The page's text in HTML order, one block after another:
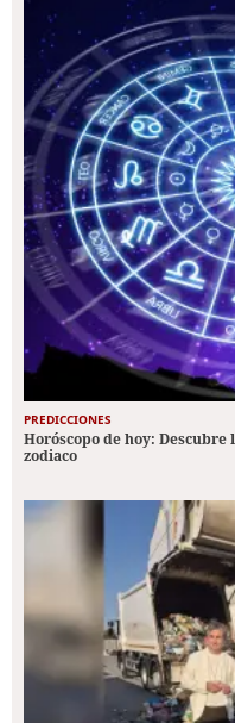
PREDICCIONES
Horóscopo de hoy: Descubre
zodiaco